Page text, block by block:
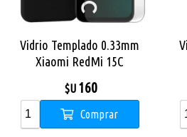
Vidrio Templado 0.33mm
Xiaomi RedMi 15C
$U 160
Comprar